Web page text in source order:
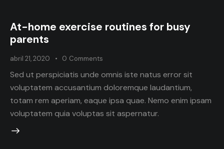
At-home exercise routines for busy
parents
abril 21, 2020 0 Comments
Sed ut perspiciatis unde omnis iste natus error sit
voluptatem accusantium doloremque laudantium,
totam rem aperiam, eaque ipsa quae. Nemo enim ipsam
voluptatem quia voluptas sit aspernatur.